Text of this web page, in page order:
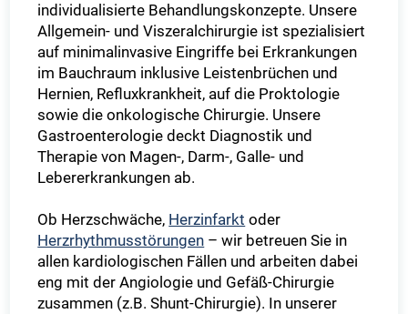
individualisierte Behandlungskonzepte. Unsere
Allgemein- und Viszeralchirurgie ist spezialisiert
auf minimalinvasive Eingriffe bei Erkrankungen
im Bauchraum inklusive Leistenbrüchen und
Hernien, Refluxkrankheit, auf die Proktologie
sowie die onkologische Chirurgie. Unsere
Gastroenterologie deckt Diagnostik und
Therapie von Magen-, Darm-, Galle- und
Lebererkrankungen ab.
Ob Herzschwäche, Herzinfarkt oder
Herzrhythmusstörungen – wir betreuen Sie in
allen kardiologischen Fällen und arbeiten dabei
eng mit der Angiologie und Gefäß-Chirurgie
zusammen (z.B. Shunt-Chirurgie). In unserer